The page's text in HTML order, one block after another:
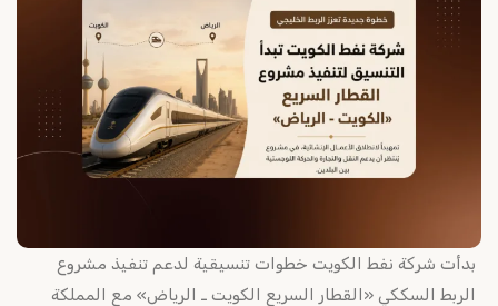
بدأت شركة نفط الكويت خطوات تنسيقية لدعم تنفيذ مشروع
الربط السككي «القطار السريع الكويت ـ الرياض» مع المملكة